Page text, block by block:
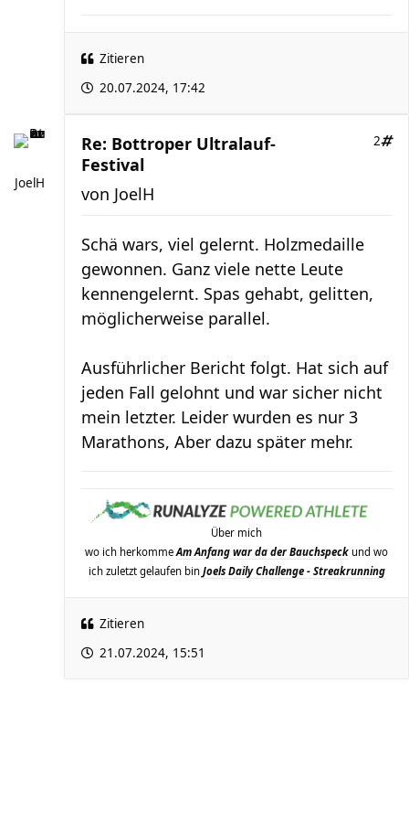
Zitieren
20.07.2024, 17:42
JoelH
Re: Bottroper Ultralauf-
Festival
2
von JoelH
Schä wars, viel gelernt. Holzmedaille
gewonnen. Ganz viele nette Leute
kennengelernt. Spas gehabt, gelitten,
möglicherweise parallel.
Ausführlicher Bericht folgt. Hat sich auf
jeden Fall gelohnt und war sicher nicht
mein letzter. Leider wurden es nur 3
Marathons, Aber dazu später mehr.
Über mich
wo ich herkommeAm Anfang war da der Bauchspeck und wo
ich zuletzt gelaufen bin Joels Daily Challenge - Streakrunning
Zitieren
21.07.2024, 15:51